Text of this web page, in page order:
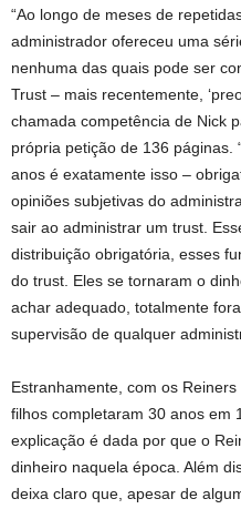
“Ao longo de meses de
administrador ofereceu uma
nenhuma das quais pode ser
Trust – mais recentemente,
chamada competência de Nick
própria petição de 136 páginas.
anos é exatamente isso –
opiniões subjetivas do
sair ao administrar um trust.
distribuição obrigatória, esses
do trust. Eles se tornaram o
achar adequado, totalmente
supervisão de qualquer
Estranhamente, com os
filhos completaram 30 anos em
explicação é dada por que o
dinheiro naquela época. Além
deixa claro que, apesar de